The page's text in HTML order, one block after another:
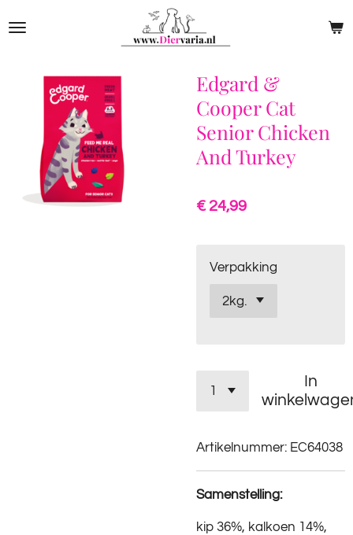
direct
hoofdinhoud
Edgard &
Cooper Cat
Senior Chicken
And Turkey
€ 24,99
Verpakking
In
Artikelnummer: EC64038
Samenstelling:
kip 36%, kalkoen 14%,